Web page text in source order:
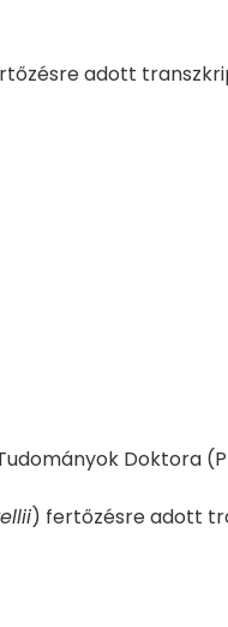
adott
Doktora
) fertőzésre adott